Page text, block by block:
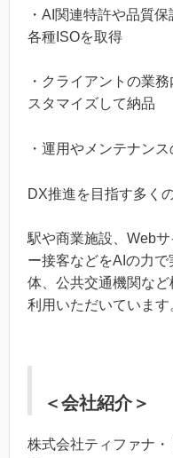
・AI関連特許や品質
各種ISOを取得
・クライアントの業
スタマイズして納品
・運用やメンテナン
DX推進を目指す多く
駅や商業施設、Web
ー接客などをAIの力
体、公共交通機関な
利用いただいています
‍＜会社紹介＞
株式会社ティファナ